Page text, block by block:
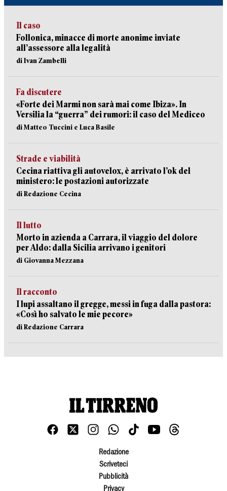
Il caso
Follonica, minacce di morte anonime inviate
all’assessore alla legalità
di Ivan Zambelli
Fa discutere
«Forte dei Marmi non sarà mai come Ibiza». In
Versilia la “guerra” dei rumori: il caso del Mediceo
di Matteo Tuccini e Luca Basile
Strade e viabilità
Cecina riattiva gli autovelox, è arrivato l’ok del
ministero: le postazioni autorizzate
di Redazione Cecina
Il lutto
Morto in azienda a Carrara, il viaggio del dolore
per Aldo: dalla Sicilia arrivano i genitori
di Giovanna Mezzana
Il racconto
I lupi assaltano il gregge, messi in fuga dalla pastora:
«Così ho salvato le mie pecore»
di Redazione Carrara
Redazione
Scriveteci
Pubblicità
Privacy